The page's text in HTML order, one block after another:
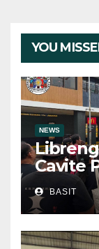
YOU
NEWS
Cavite
BASIT